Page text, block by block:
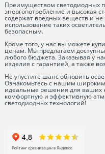
Преимуществом светодиодных
энергопотребление и высокая
содержат вредных веществ и не
использование таких
безопасным.
Кроме того, у нас вы можете
ценам. Мы предлагаем
любого бюджета. Заказывая у
изделия с гарантией, а также
Не упустите шанс обновить
Ознакомьтесь с нашим
идеальные решения для
комфортную и эффективную
светодиодных технологий!